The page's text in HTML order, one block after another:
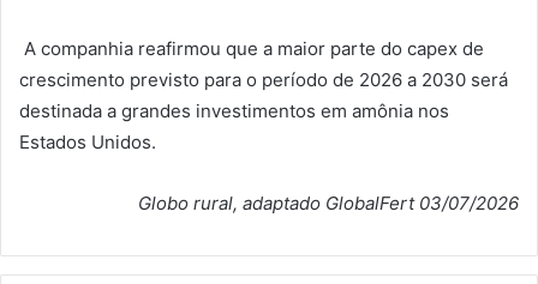
A companhia reafirmou que a maior parte do capex de
crescimento previsto para o período de 2026 a 2030 será
destinada a grandes investimentos em amônia nos
Estados Unidos.
Globo rural, adaptado GlobalFert 03/07/2026